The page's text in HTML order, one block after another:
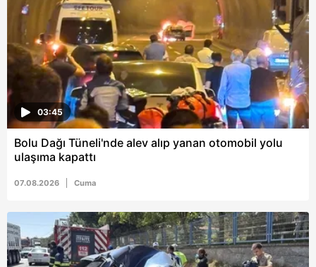
03:45
Bolu Dağı Tüneli'nde alev alıp yanan otomobil yolu
ulaşıma kapattı
07.08.2026 Cuma